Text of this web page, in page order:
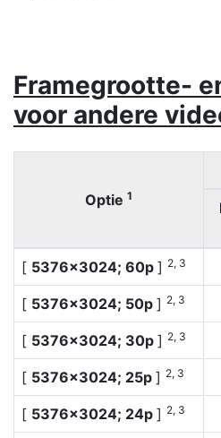
Framegrootte-
voor andere
Optie 1
[ 5376×3024; 60p ] 2, 3
[ 5376×3024; 50p ] 2, 3
[ 5376×3024; 30p ] 2, 3
[ 5376×3024; 25p ] 2, 3
[ 5376×3024; 24p ] 2, 3